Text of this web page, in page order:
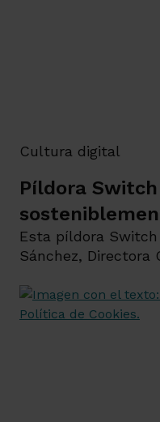
Cultura digital
Píldora
Esta píldora
Sánchez, Directora